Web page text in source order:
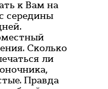
к Вам на
середины
Сколько
ли
Правда